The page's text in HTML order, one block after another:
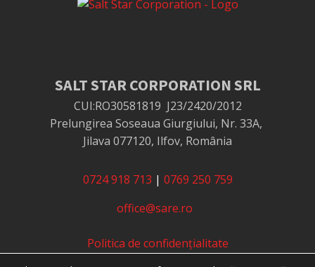
SALT STAR CORPORATION SRL
CUI:RO30581819 J23/2420/2012
Prelungirea Soseaua Giurgiului, Nr. 33A,
Jilava 077120, Ilfov, România
0724 918 713 | 0769 250 759
office@sare.ro
Politica de confidențialitate